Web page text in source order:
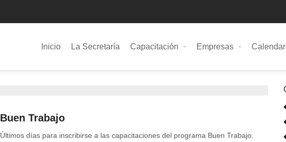
Inicio La Secretaría Capacitación Empresas
Buen Trabajo
Últimos días para inscribirse a las capacitaciones del programa Buen Trabajo.